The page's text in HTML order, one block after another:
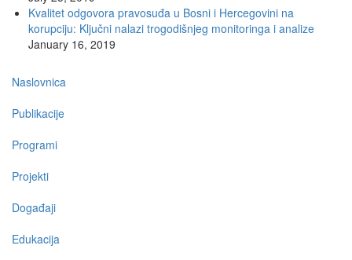
Kvalitet odgovora pravosuđa u Bosni i Hercegovini na
korupciju: Ključni nalazi trogodišnjeg monitoringa i analize
January 16, 2019
Main
navigation
Naslovnica
Publikacije
Programi
Projekti
Događaji
Edukacija